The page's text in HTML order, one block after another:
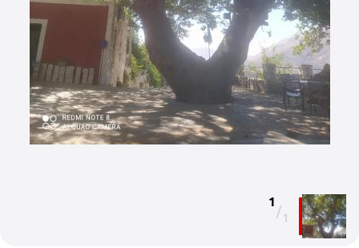
1
/1